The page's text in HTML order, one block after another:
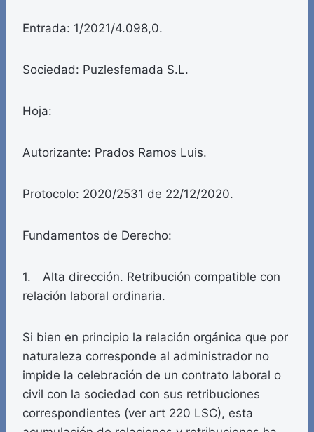
Entrada: 1/2021/4.098,0.
Sociedad: Puzlesfemada S.L.
Hoja:
Autorizante: Prados Ramos Luis.
Protocolo: 2020/2531 de 22/12/2020.
Fundamentos de Derecho:
1. Alta dirección. Retribución compatible con
relación laboral ordinaria.
Si bien en principio la relación orgánica que por
naturaleza corresponde al administrador no
impide la celebración de un contrato laboral o
civil con la sociedad con sus retribuciones
correspondientes (ver art 220 LSC), esta